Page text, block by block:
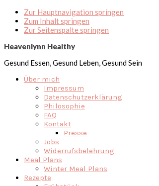
Zur Hauptnavigation springen
Zum Inhalt springen
Zur Seitenspalte springen
Heavenlynn Healthy
Gesund Essen, Gesund Leben, Gesund Sein
Über mich
Impressum
Datenschutzerklärung
Philosophie
FAQ
Kontakt
Presse
Jobs
Widerrufsbelehrung
Meal Plans
Winter Meal Plans
Rezepte